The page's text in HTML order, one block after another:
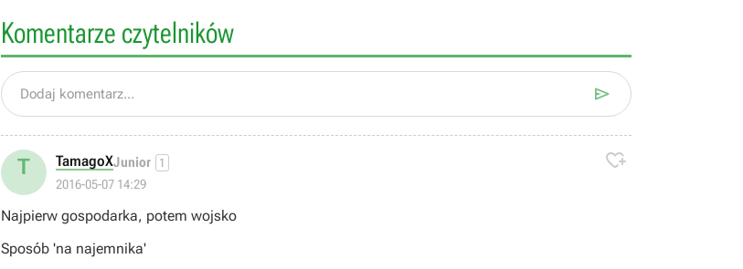
Komentarze czytelników
Dodaj komentarz... 
T TamagoXJunior 1
2016-05-07 14:29

Najpierw gospodarka, potem wojsko
Sposób 'na najemnika'